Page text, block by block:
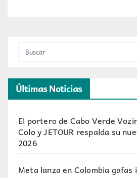
Últimas Noticias
El portero de Cabo Verde
Colo y JETOUR respalda su
2026
Meta lanza en Colombia